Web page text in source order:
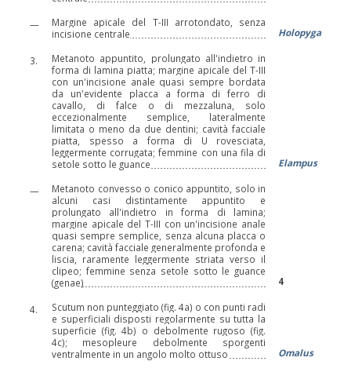
—
Margine apicale del T-III arrotondato, senza
incisione centrale
Holopyga
3.
Metanoto appuntito, prolungato all'indietro in
forma di lamina piatta; margine apicale del T-III
con un'incisione anale quasi sempre bordata
da un'evidente placca a forma di ferro di
cavallo, di falce o di mezzaluna, solo
eccezionalmente semplice, lateralmente
limitata o meno da due dentini; cavità facciale
piatta, spesso a forma di U rovesciata,
leggermente corrugata; femmine con una fila di
setole sotto le guance
Elampus
—
Metanoto convesso o conico appuntito, solo in
alcuni casi distintamente appuntito e
prolungato all'indietro in forma di lamina;
margine apicale del T-III con un'incisione anale
quasi sempre semplice, senza alcuna placca o
carena; cavità facciale generalmente profonda e
liscia, raramente leggermente striata verso il
clipeo; femmine senza setole sotto le guance
(genae) 4
4.
Scutum non punteggiato (fig. 4a) o con punti radi
e superficiali disposti regolarmente su tutta la
superficie (fig. 4b) o debolmente rugoso (fig.
4c); mesopleure debolmente sporgenti
ventralmente in un angolo molto ottuso
Omalus